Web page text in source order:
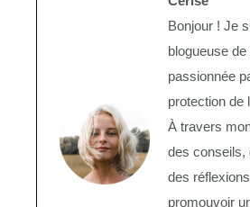
Bonjour ! Je
blogueuse de
passionnée
protection de
À travers
des conseils,
des
promouvoir